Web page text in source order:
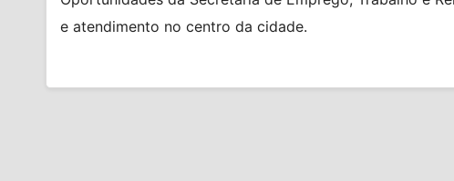
e atendimento no centro da cidade.